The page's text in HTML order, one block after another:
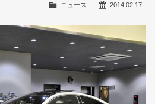
2014.02.17
ニュース